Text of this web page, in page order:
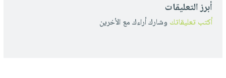
أبرز التعليقات
أكتب تعليقاتك وشارك أراءك مع الأخرين